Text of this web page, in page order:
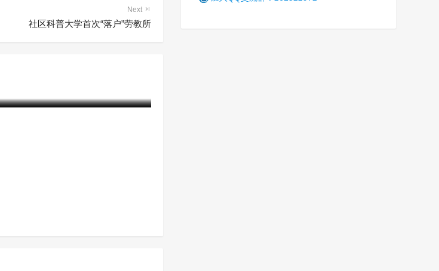
Next
社区科普大学首次“落户”劳教所